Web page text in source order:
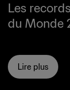
Les
du Monde
Lire plus